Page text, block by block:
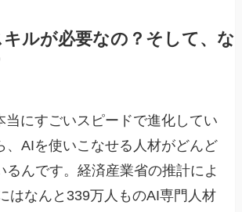
ルが必要なの？そして、な
当にすごいスピードで進化してい
、AIを使いこなせる人材がどんど
るんです。経済産業省の推計によ
はなんと339万人ものAI専門人材